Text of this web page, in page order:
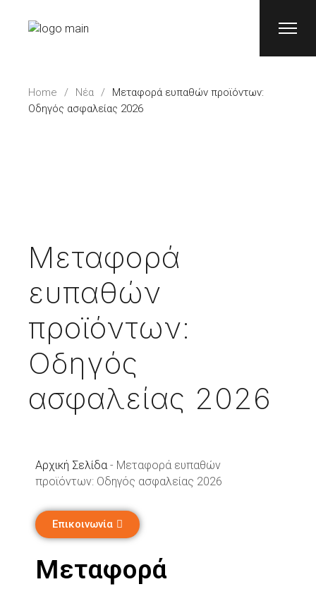
Home Νέα
Μεταφορά ευπαθών προϊόντων:
Οδηγός ασφαλείας 2026
Μεταφορά
ευπαθών
προϊόντων:
Οδηγός
ασφαλείας 2026
Αρχική Σελίδα- Μεταφορά ευπαθών
προϊόντων: Οδηγός ασφαλείας 2026
Επικοινωνία
Μεταφορά